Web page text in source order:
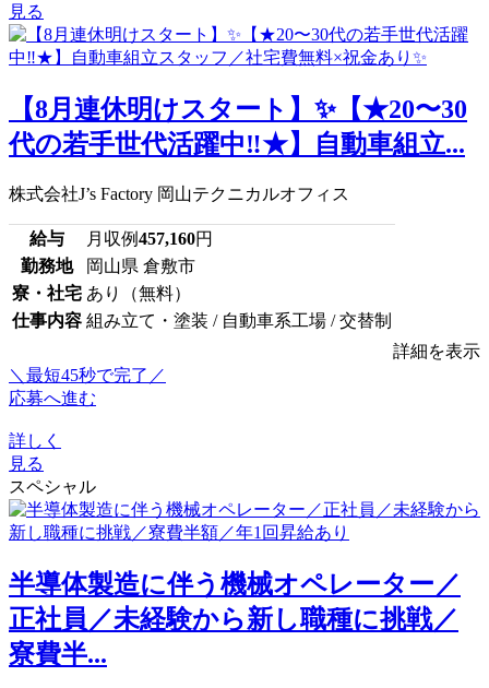
見る
【8月連休明けスタート】✨【★20〜30
代の若手世代活躍中‼★】自動車組立...
株式会社J’s Factory 岡山テクニカルオフィス
給与 月収例457,160円
勤務地
岡山県 倉敷市
寮・社宅 あり（無料）
仕事内容 組み立て・塗装 / 自動車系工場 / 交替制
詳細を表示
＼最短45秒で完了／
応募へ進む
詳しく
見る
スペシャル
半導体製造に伴う機械オペレーター／
正社員／未経験から新し職種に挑戦／
寮費半...